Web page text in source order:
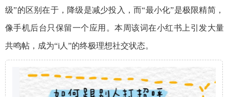
级”的区别在于，降级是减少投入，而“最小化”是极限精简，
像手机后台只保留一个应用。本周该词在小红书上引发大量
共鸣帖，成为“i人”的终极理想社交状态。